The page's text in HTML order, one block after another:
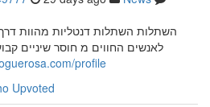
השתלות השתלות דנטליות מהוות
לאנשים החווים מ חוסר שיניים
profile
Upvoted